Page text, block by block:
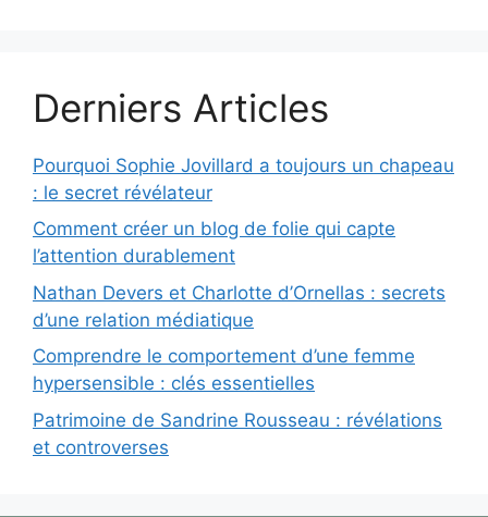
Derniers Articles
Pourquoi Sophie Jovillard a toujours un chapeau
: le secret révélateur
Comment créer un blog de folie qui capte
l’attention durablement
Nathan Devers et Charlotte d’Ornellas : secrets
d’une relation médiatique
Comprendre le comportement d’une femme
hypersensible : clés essentielles
Patrimoine de Sandrine Rousseau : révélations
et controverses